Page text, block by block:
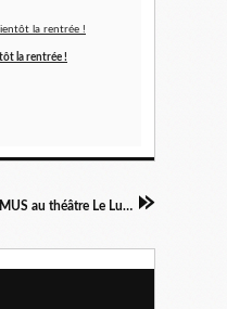
la rentrée !
LES CARNETS DE CAMUS au théâtre Le Lucernaire